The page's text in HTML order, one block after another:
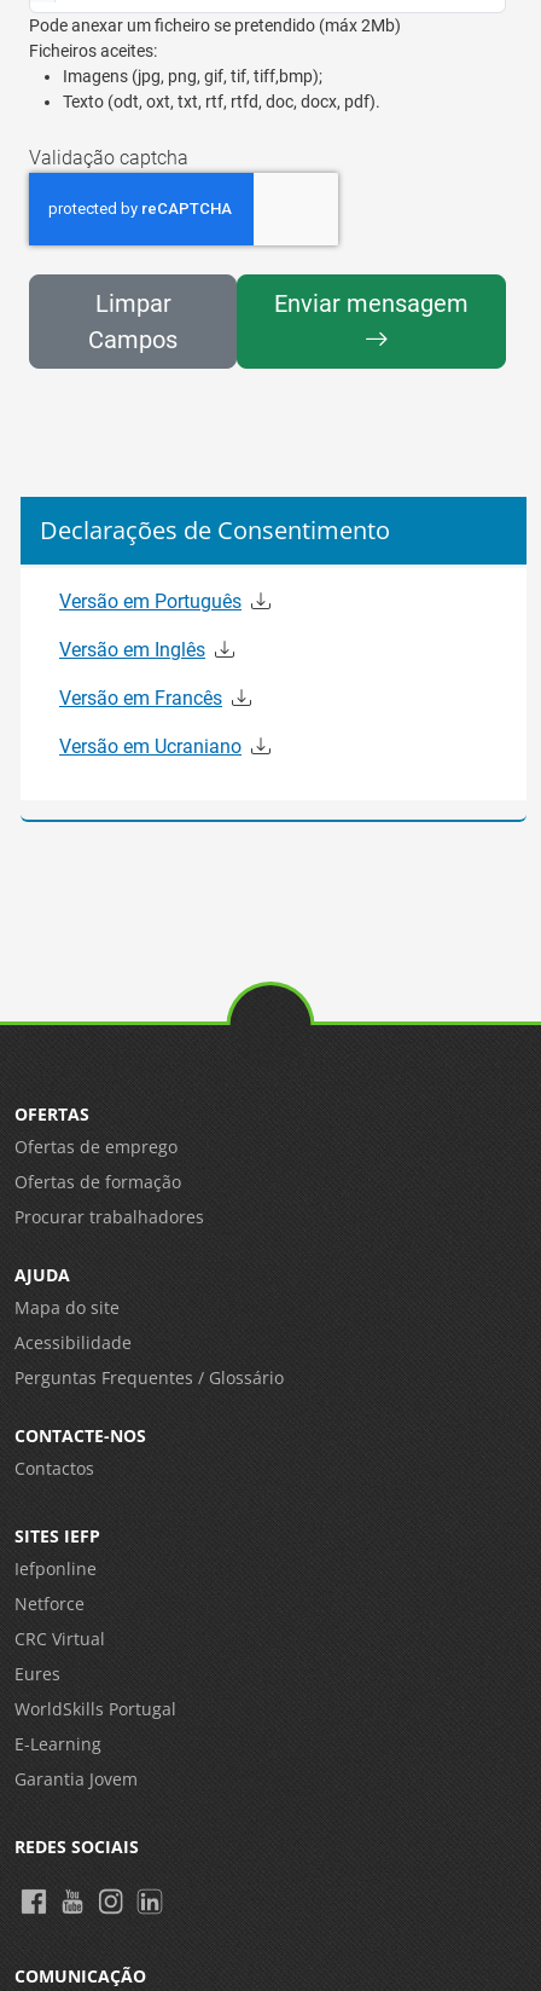
Pode anexar um ficheiro se pretendido (máx 2Mb)
Ficheiros aceites:
Imagens (jpg, png, gif, tif, tiff,bmp);
Texto (odt, oxt, txt, rtf, rtfd, doc, docx, pdf).
Validação captcha
Limpar
Campos
Declarações de Consentimento
Versão em Português
Versão em Inglês
Versão em Francês
Versão em Ucraniano
OFERTAS
Ofertas de emprego
Ofertas de formação
Procurar trabalhadores
AJUDA
Mapa do site
Acessibilidade
Perguntas Frequentes / Glossário
CONTACTE-NOS
Contactos
SITES IEFP
Iefponline
Netforce
CRC Virtual
Eures
WorldSkills Portugal
E-Learning
Garantia Jovem
REDES SOCIAIS
COMUNICAÇÃO